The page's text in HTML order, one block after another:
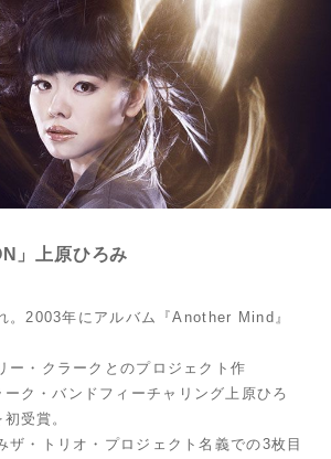
」上原ひろみ
。2003年にアルバム『Another Mind』
ー・クラークとのプロジェクト作
ーク・バンドフィーチャリング上原ひろ
受賞。
ザ・トリオ・プロジェクト名義での3枚目